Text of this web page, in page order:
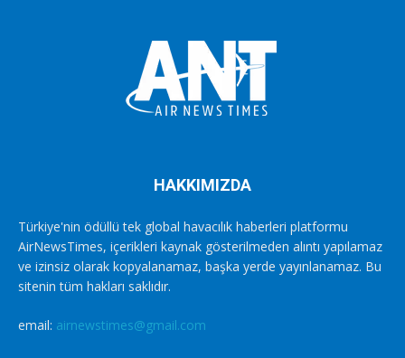
HAKKIMIZDA
Türkiye'nin ödüllü tek global havacılık haberleri platformu
AirNewsTimes, içerikleri kaynak gösterilmeden alıntı yapılamaz
ve izinsiz olarak kopyalanamaz, başka yerde yayınlanamaz. Bu
sitenin tüm hakları saklıdır.
email: airnewstimes@gmail.com